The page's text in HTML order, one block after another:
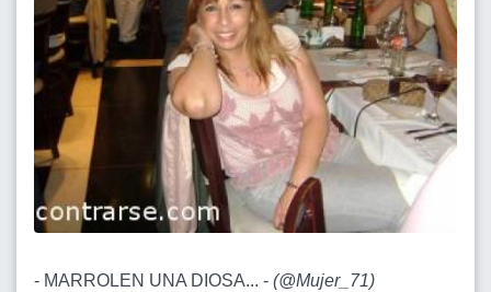
- MARROLEN UNA DIOSA... - (@Mujer_71)